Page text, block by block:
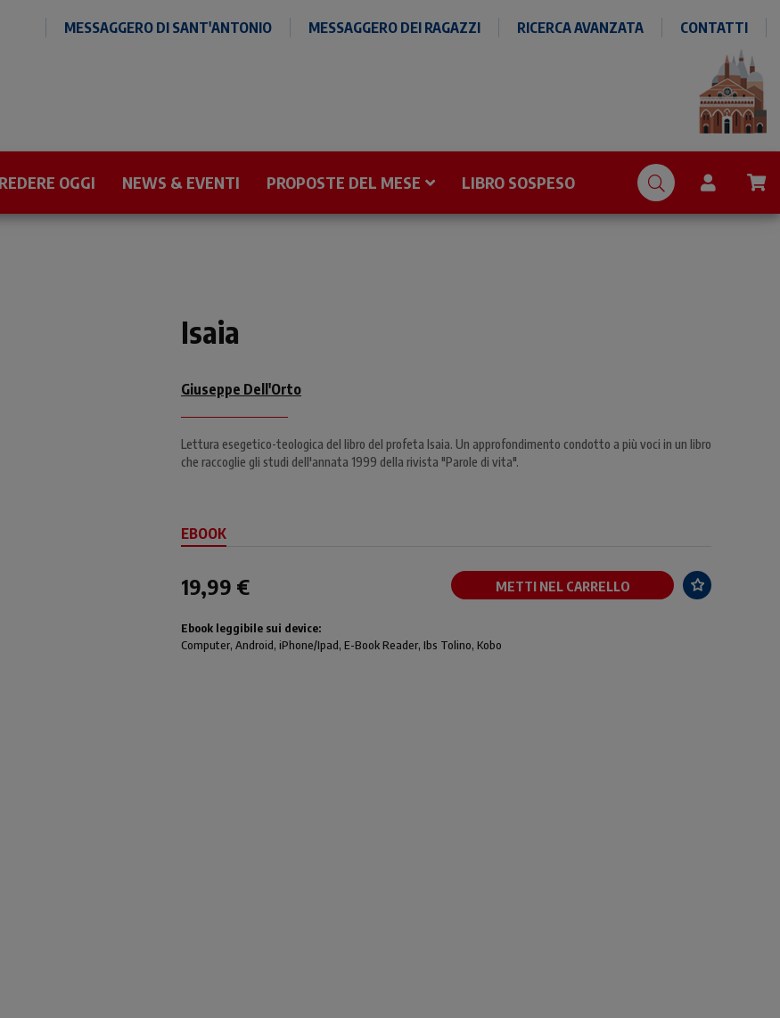
MESSAGGERO DI SANT'ANTONIO MESSAGGERO DEI RAGAZZI RICERCA AVANZATA CONTATTI
OGGI NEWS & EVENTI PROPOSTE DEL MESE LIBRO SOSPESO
Isaia
Giuseppe Dell'Orto
Lettura esegetico-teologica del libro del profeta Isaia. Un approfondimento condotto a più voci in un libro
che raccoglie gli studi dell'annata 1999 della rivista "Parole di vita".
EBOOK
19,99 € METTI NEL CARRELLO
Ebook leggibile sui device:
Computer, Android, iPhone/Ipad, E-Book Reader, Ibs Tolino, Kobo